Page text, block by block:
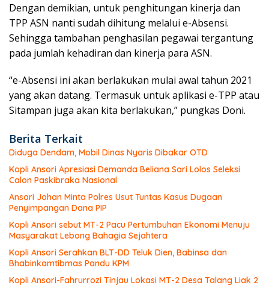
Dengan demikian, untuk penghitungan kinerja dan
TPP ASN nanti sudah dihitung melalui e-Absensi.
Sehingga tambahan penghasilan pegawai tergantung
pada jumlah kehadiran dan kinerja para ASN.
“e-Absensi ini akan berlakukan mulai awal tahun 2021
yang akan datang. Termasuk untuk aplikasi e-TPP atau
Sitampan juga akan kita berlakukan,” pungkas Doni.
Berita Terkait
Diduga Dendam, Mobil Dinas Nyaris Dibakar OTD
Kopli Ansori Apresiasi Demanda Beliana Sari Lolos Seleksi
Calon Paskibraka Nasional
Ansori Johan Minta Polres Usut Tuntas Kasus Dugaan
Penyimpangan Dana PIP
Kopli Ansori sebut MT-2 Pacu Pertumbuhan Ekonomi Menuju
Masyarakat Lebong Bahagia Sejahtera
Kopli Ansori Serahkan BLT-DD Teluk Dien, Babinsa dan
Bhabinkamtibmas Pandu KPM
Kopli Ansori-Fahrurrozi Tinjau Lokasi MT-2 Desa Talang Liak 2